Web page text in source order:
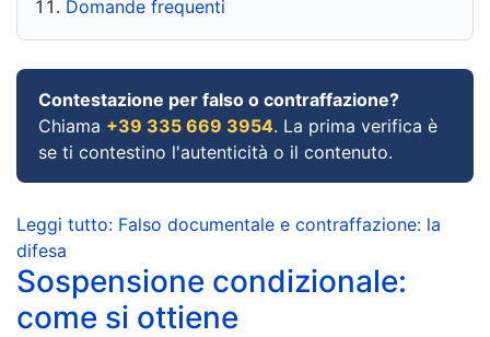
Domande frequenti
Contestazione per falso o contraffazione?
Chiama +39 335 669 3954. La prima verifica è
se ti contestino l'autenticità o il contenuto.
Leggi tutto: Falso documentale e contraffazione: la
difesa
Sospensione condizionale:
come si ottiene